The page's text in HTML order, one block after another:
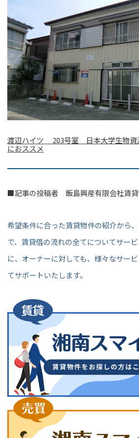
渡辺ハイツ 203号室 日本大学生物資
におススメ
■記事の投稿者 飯島興産有限会社賃
希望条件に合った賃貸物件の紹介から
で、賃貸借の流れの全てについてサー
に、オーナーに対しても、様々なサー
てサポートいたします。